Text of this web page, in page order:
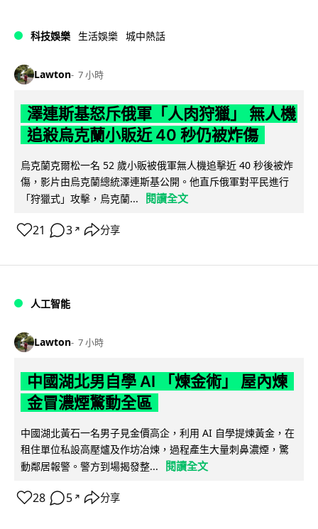
科技娛樂 生活娛樂 城中熱話
Lawton 7 小時
澤連斯基怒斥俄軍「人肉狩獵」 無人機
追殺烏克蘭小販近 40 秒仍被炸傷
烏克蘭克爾松一名 52 歲小販被俄軍無人機追擊近 40 秒後被炸
傷，影片由烏克蘭總統澤連斯基公開。他直斥俄軍對平民進行
「狩獵式」攻擊，烏克蘭...
閱讀全文
21 3 ↗ 分享
人工智能
Lawton 7 小時
中國湖北男自學 AI 「煉金術」 屋內煉
金冒濃煙驚動全區
中國湖北黃石一名男子見金價高企，利用 AI 自學提煉黃金，在
租住單位私設高壓爐及作坊冶煉，過程產生大量刺鼻濃煙，驚
動鄰居報警。警方到場揭發整...
閱讀全文
28 5 ↗ 分享